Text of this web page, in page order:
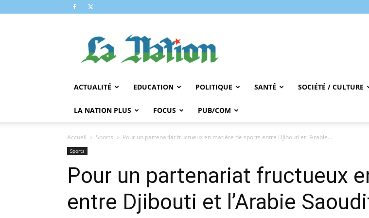
NATION
ACTUALITÉ EDUCATION POLITIQUE SANTÉ SOCIÉTÉ / CULTURE
LA NATION PLUS FOCUS PUB/COM
Accueil Sports Pour un partenariat fructueux en matière de sports entre Djibouti et l’Arabie...
Sports
Pour un partenariat fructueux
entre Djibouti et l’Arabie